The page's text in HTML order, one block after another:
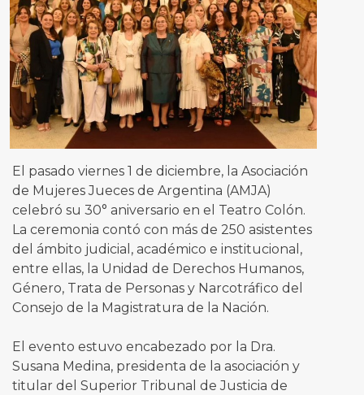
El pasado viernes 1 de diciembre, la Asociación
de Mujeres Jueces de Argentina (AMJA)
celebró su 30° aniversario en el Teatro Colón.
La ceremonia contó con más de 250 asistentes
del ámbito judicial, académico e institucional,
entre ellas, la Unidad de Derechos Humanos,
Género, Trata de Personas y Narcotráfico del
Consejo de la Magistratura de la Nación.
El evento estuvo encabezado por la Dra.
Susana Medina, presidenta de la asociación y
titular del Superior Tribunal de Justicia de